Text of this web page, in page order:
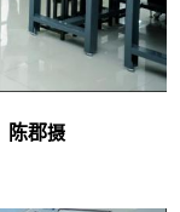
陈郡摄